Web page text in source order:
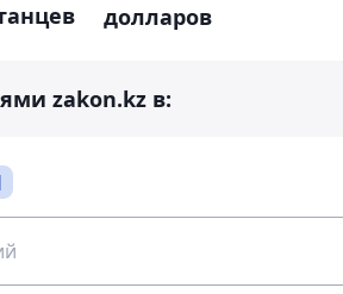
долларов
zakon.kz в: